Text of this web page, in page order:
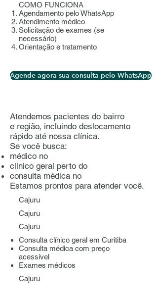
COMO FUNCIONA
Agendamento pelo WhatsApp
Atendimento médico
Solicitação de exames (se
necessário)
Orientação e tratamento
Agende agora sua consulta pelo WhatsApp
Atendemos pacientes do bairro
e região, incluindo deslocamento
rápido até nossa clínica.
Se você busca:
médico no
clínico geral perto do
consulta médica no
Estamos prontos para atender você.
Cajuru
Cajuru
Cajuru
Consulta clínico geral em Curitiba
Consulta médica com preço
acessível
Exames médicos
Cajuru